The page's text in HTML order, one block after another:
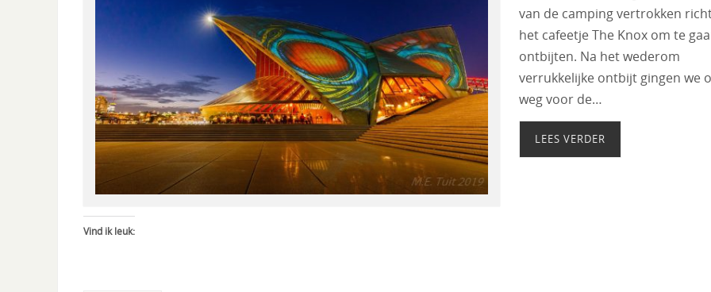
van de camping vertrokken
het cafeetje The Knox om te
ontbijten. Na het wederom
verrukkelijke ontbijt gingen we
weg voor de…
LEES VERDER
Vind ik leuk: